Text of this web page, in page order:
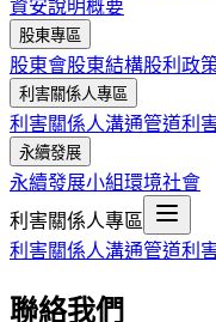
資安說明概要
股東專區
股東會股東結構股利政
利害關係人專區
利害關係人溝通管道利
永續發展
永續發展小組環境社會
利害關係人專區
利害關係人溝通管道利
聯絡我們